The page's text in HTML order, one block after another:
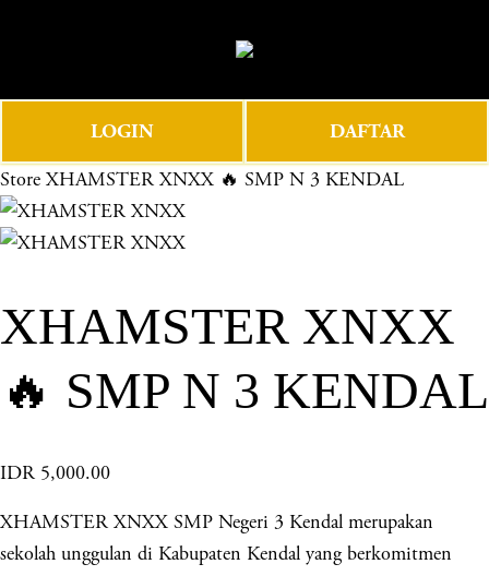
e
e
n
u
LOGIN DAFTAR
Store XHAMSTER XNXX 🔥 SMP N 3 KENDAL
XHAMSTER XNXX
🔥 SMP N 3 KENDAL
IDR 5,000.00
XHAMSTER XNXX SMP Negeri 3 Kendal merupakan
sekolah unggulan di Kabupaten Kendal yang berkomitmen